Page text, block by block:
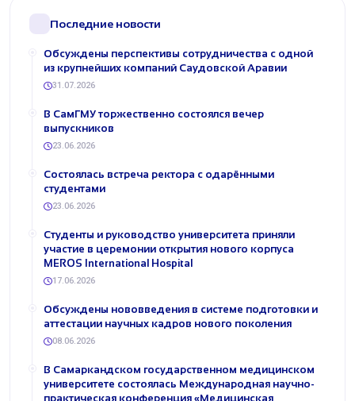
Последние новости
Обсуждены перспективы сотрудничества с одной
из крупнейших компаний Саудовской Аравии
31.07.2026
В СамГМУ торжественно состоялся вечер
выпускников
23.06.2026
Состоялась встреча ректора с одарёнными
студентами
23.06.2026
Студенты и руководство университета приняли
участие в церемонии открытия нового корпуса
MEROS International Hospital
17.06.2026
Обсуждены нововведения в системе подготовки и
аттестации научных кадров нового поколения
08.06.2026
В Самаркандском государственном медицинском
университете состоялась Международная научно-
практическая конференция «Медицинская